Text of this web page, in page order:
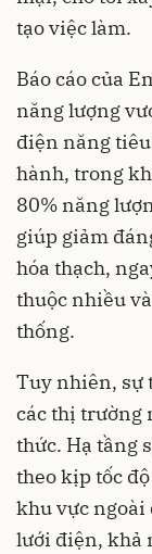
tạo việc làm.
Báo cáo của
năng lượng
điện năng
hành, trong
80% năng
giúp giảm
hóa thạch,
thuộc nhiều
thống.
Tuy nhiên, sự
các thị trường
thức. Hạ tầng
theo kịp tốc
khu vực ngoài
lưới điện, khả